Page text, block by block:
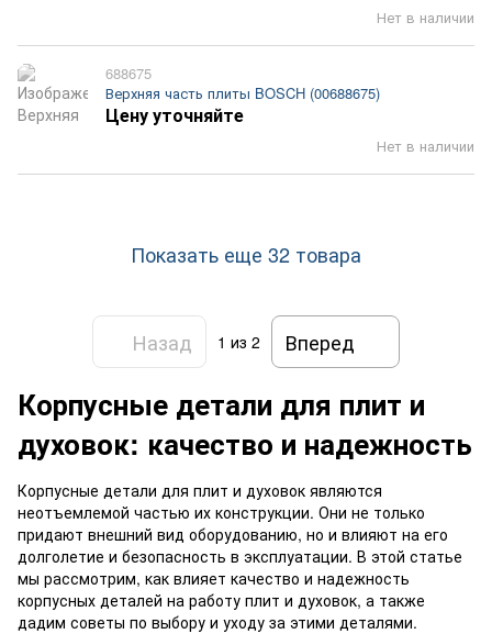
Нет в наличии
688675
Верхняя часть плиты BOSCH (00688675)
Нет в наличии
Цену уточняйте
Показать еще 32 товара
Назад 1 из 2 Вперед
Корпусные детали для плит и
духовок: качество и надежность
Корпусные детали для плит и духовок являются
неотъемлемой частью их конструкции. Они не только
придают внешний вид оборудованию, но и влияют на его
долголетие и безопасность в эксплуатации. В этой статье
мы рассмотрим, как влияет качество и надежность
корпусных деталей на работу плит и духовок, а также
дадим советы по выбору и уходу за этими деталями.